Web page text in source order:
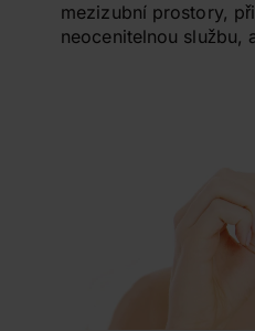
mezizubní prostory,
neocenitelnou službu,